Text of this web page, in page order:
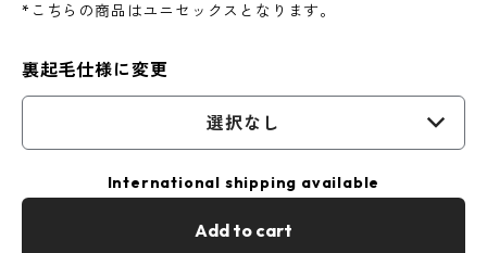
*こちらの商品はユニセックスとなります。
裏起毛仕様に変更
選択なし
International shipping available
Add to cart